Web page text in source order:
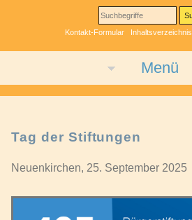
Kontakt-Formular Inhaltsverzeichnis
Menü
Tag der Stiftungen
Neuenkirchen, 25. September 2025